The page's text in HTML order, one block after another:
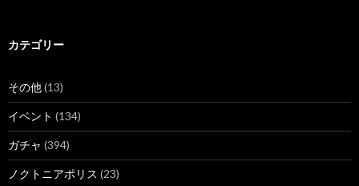
カテゴリー
その他(13)
イベント (134)
ガチャ (394)
ノクトニアポリス (23)